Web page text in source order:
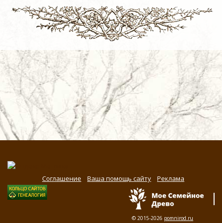
Соглашение Ваша помощь сайту Реклама
© 2015-2026 pomnirod.ru